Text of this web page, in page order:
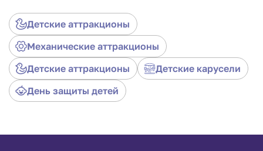
мероприятия. Эффектные качалки привлекут
маленький посетителей вашего праздника. А
родители могут не бояться за своих детей, как бы
быстро не «мчался» маленький гонщик, от
родителей он никуда не уедет.
Детские аттракционы
Механические аттракционы
Детские аттракционы
Детские карусели
День защиты детей